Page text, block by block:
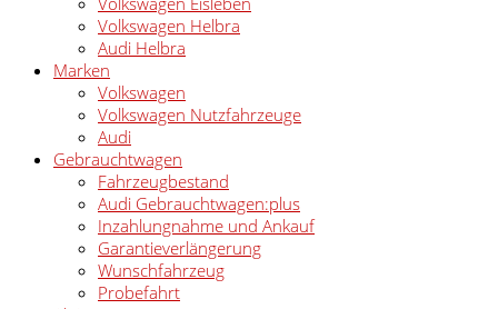
Volkswagen Helbra
Audi Helbra
Marken
Volkswagen
Volkswagen Nutzfahrzeuge
Audi
Gebrauchtwagen
Fahrzeugbestand
Audi Gebrauchtwagen:plus
Inzahlungnahme und Ankauf
Garantieverlängerung
Wunschfahrzeug
Probefahrt